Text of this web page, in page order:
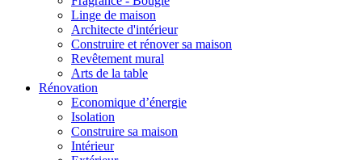
Linge de maison
Architecte d'intérieur
Construire et rénover sa maison
Revêtement mural
Arts de la table
Rénovation
Economique d’énergie
Isolation
Construire sa maison
Intérieur